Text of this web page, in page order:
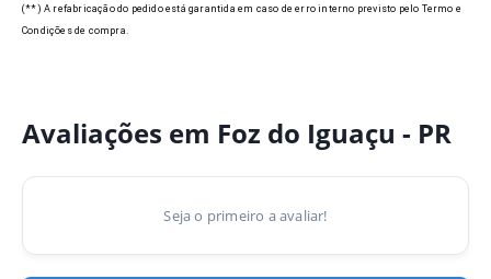
(**) A refabricação do pedido está garantida em caso de erro interno previsto pelo Termo e
Condições de compra.
Avaliações em Foz do Iguaçu - PR
Seja o primeiro a avaliar!